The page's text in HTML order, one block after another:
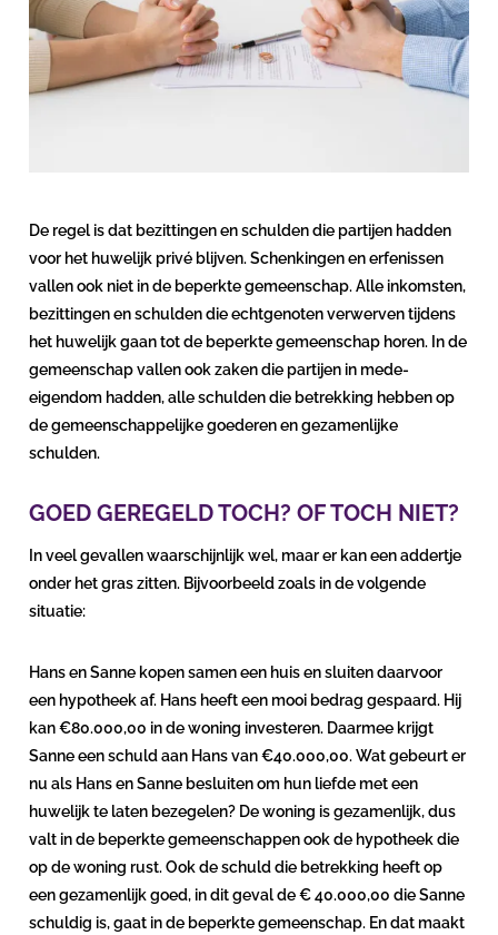
De regel is dat bezittingen en schulden die partijen hadden
voor het huwelijk privé blijven. Schenkingen en erfenissen
vallen ook niet in de beperkte gemeenschap. Alle inkomsten,
bezittingen en schulden die echtgenoten verwerven tijdens
het huwelijk gaan tot de beperkte gemeenschap horen. In de
gemeenschap vallen ook zaken die partijen in mede-
eigendom hadden, alle schulden die betrekking hebben op
de gemeenschappelijke goederen en gezamenlijke
schulden.
GOED GEREGELD TOCH? OF TOCH NIET?
In veel gevallen waarschijnlijk wel, maar er kan een addertje
onder het gras zitten. Bijvoorbeeld zoals in de volgende
situatie:
Hans en Sanne kopen samen een huis en sluiten daarvoor
een hypotheek af. Hans heeft een mooi bedrag gespaard. Hij
kan €80.000,00 in de woning investeren. Daarmee krijgt
Sanne een schuld aan Hans van €40.000,00. Wat gebeurt er
nu als Hans en Sanne besluiten om hun liefde met een
huwelijk te laten bezegelen? De woning is gezamenlijk, dus
valt in de beperkte gemeenschappen ook de hypotheek die
op de woning rust. Ook de schuld die betrekking heeft op
een gezamenlijk goed, in dit geval de € 40.000,00 die Sanne
schuldig is, gaat in de beperkte gemeenschap. En dat maakt